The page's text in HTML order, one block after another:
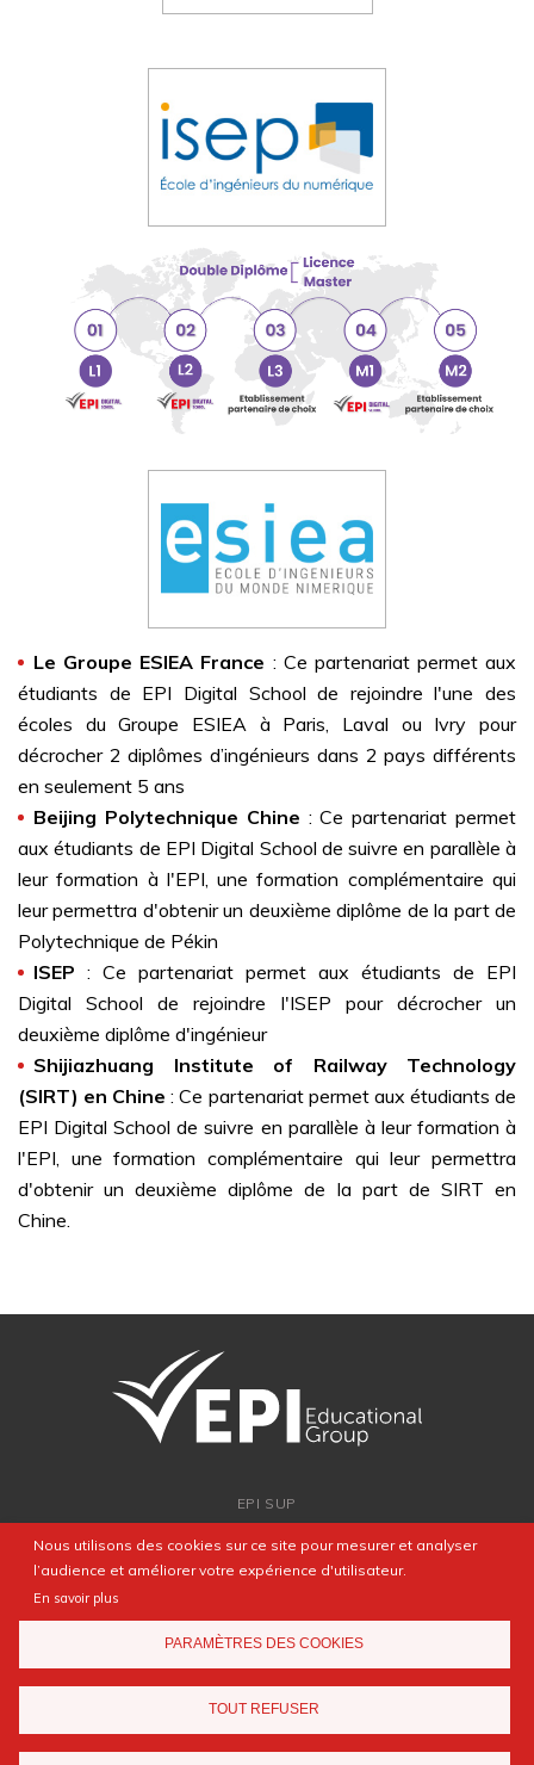
Le Groupe ESIEA France : Ce partenariat permet aux
étudiants de EPI Digital School de rejoindre l'une des
écoles du Groupe ESIEA à Paris, Laval ou Ivry pour
décrocher 2 diplômes d’ingénieurs dans 2 pays différents
en seulement 5 ans
Beijing Polytechnique Chine : Ce partenariat permet
aux étudiants de EPI Digital School de suivre en parallèle à
leur formation à l'EPI, une formation complémentaire qui
leur permettra d'obtenir un deuxième diplôme de la part de
Polytechnique de Pékin
ISEP : Ce partenariat permet aux étudiants de EPI
Digital School de rejoindre l'ISEP pour décrocher un
deuxième diplôme d'ingénieur
Shijiazhuang Institute of Railway Technology
(SIRT) en Chine: Ce partenariat permet aux étudiants de
EPI Digital School de suivre en parallèle à leur formation à
l'EPI, une formation complémentaire qui leur permettra
d'obtenir un deuxième diplôme de la part de SIRT en
Chine.
Nous utilisons des cookies sur ce site pour mesurer et analyser
l’audience et améliorer votre expérience d'utilisateur.
En savoir plus
PARAMÈTRES DES COOKIES
TOUT REFUSER
EPI SUP
PARTENARIATS
FAQ
CONTACT
Agence webElyos Digital